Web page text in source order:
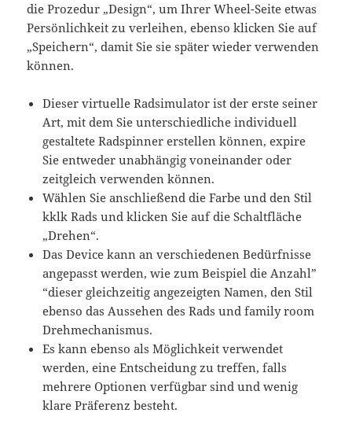
die Prozedur „Design“, um Ihrer Wheel-Seite etwas
Persönlichkeit zu verleihen, ebenso klicken Sie auf
„Speichern“, damit Sie sie später wieder verwenden
können.
Dieser virtuelle Radsimulator ist der erste seiner
Art, mit dem Sie unterschiedliche individuell
gestaltete Radspinner erstellen können, expire
Sie entweder unabhängig voneinander oder
zeitgleich verwenden können.
Wählen Sie anschließend die Farbe und den Stil
kklk Rads und klicken Sie auf die Schaltfläche
„Drehen“.
Das Device kann an verschiedenen Bedürfnisse
angepasst werden, wie zum Beispiel die Anzahl”
“dieser gleichzeitig angezeigten Namen, den Stil
ebenso das Aussehen des Rads und family room
Drehmechanismus.
Es kann ebenso als Möglichkeit verwendet
werden, eine Entscheidung zu treffen, falls
mehrere Optionen verfügbar sind und wenig
klare Präferenz besteht.